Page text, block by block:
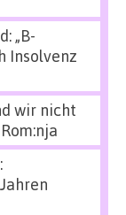
„B-
Insolvenz
wir nicht